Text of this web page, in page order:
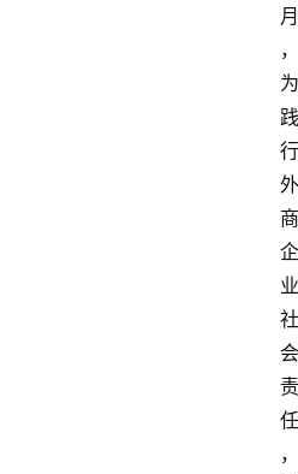
月
，
为
践
行
外
商
企
业
社
会
责
任
，